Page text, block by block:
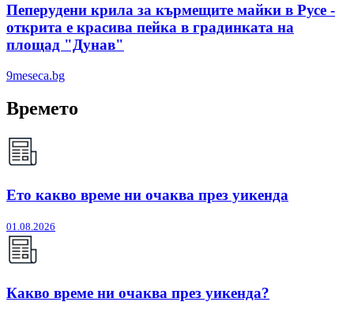
Пеперудени крила за кърмещите майки в Русе -
открита е красива пейка в градинката на
площад "Дунав"
9meseca.bg
Времето
Ето какво време ни очаква през уикенда
01.08.2026
Какво време ни очаква през уикенда?